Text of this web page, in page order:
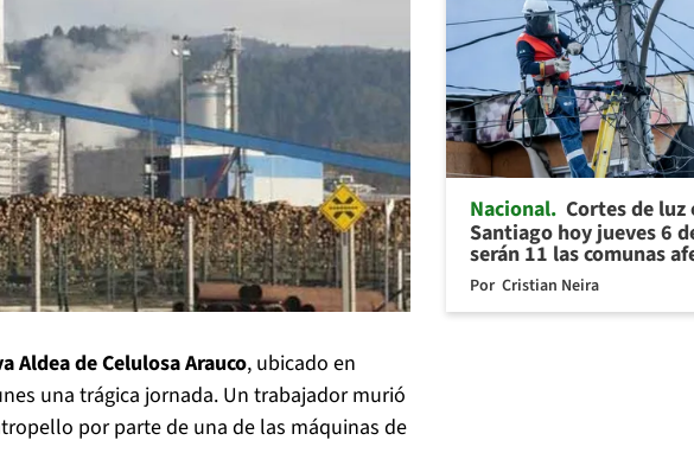
Aldea de Celulosa Arauco, ubicado en
una trágica jornada. Un trabajador murió
por parte de una de las máquinas de
Nacional Cortes de luz
Santiago hoy jueves 6
serán 11 las comunas
Por Cristian Neira